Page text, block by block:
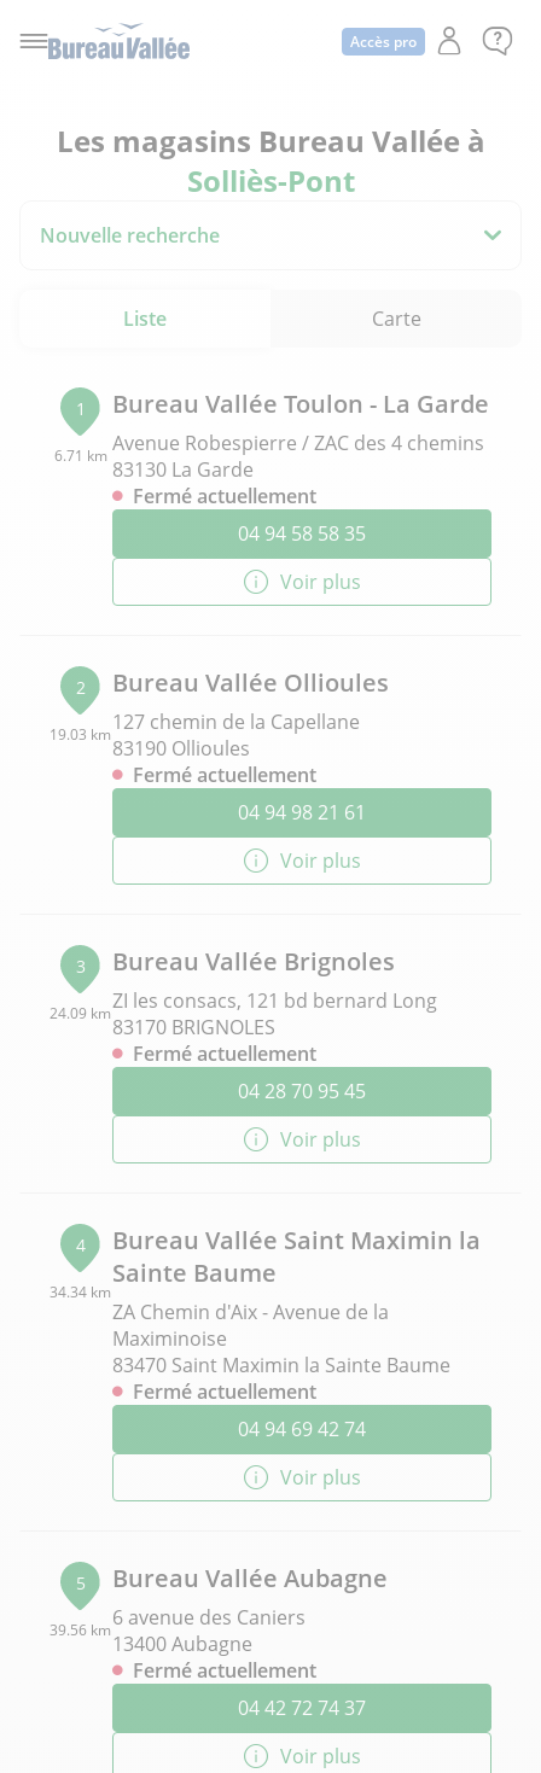
Accès pro
Les magasins Bureau Vallée à
Solliès-Pont
Nouvelle recherche
Liste Carte
1
6.71 km
Bureau Vallée Toulon - La Garde
Avenue Robespierre / ZAC des 4 chemins
83130 La Garde
Fermé actuellement
04 94 58 58 35
Voir plus
2
19.03 km
Bureau Vallée Ollioules
127 chemin de la Capellane
83190 Ollioules
Fermé actuellement
04 94 98 21 61
Voir plus
3
24.09 km
Bureau Vallée Brignoles
ZI les consacs, 121 bd bernard Long
83170 BRIGNOLES
Fermé actuellement
04 28 70 95 45
Voir plus
4
34.34 km
Bureau Vallée Saint Maximin la
Sainte Baume
ZA Chemin d'Aix - Avenue de la
Maximinoise
83470 Saint Maximin la Sainte Baume
Fermé actuellement
04 94 69 42 74
Voir plus
5
39.56 km
Bureau Vallée Aubagne
6 avenue des Caniers
13400 Aubagne
Fermé actuellement
04 42 72 74 37
Voir plus